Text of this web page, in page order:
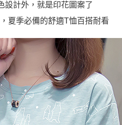
設計外，就是印花圖案了
夏季必備的舒適T恤百搭耐看